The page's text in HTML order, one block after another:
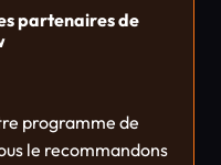
partenaires de
programme de
le recommandons